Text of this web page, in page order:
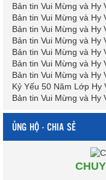
Bản tin Vui Mừng và Hy
Bản tin Vui Mừng và Hy
Bản tin Vui Mừng và Hy
Bản tin Vui Mừng và Hy
Bản tin Vui Mừng và Hy
Bản tin Vui Mừng và Hy
Bản tin Vui Mừng và Hy
Kỷ Yếu 50 Năm Lớp Hy
Bản tin Vui Mừng và Hy
ỦNG HỘ - CHIA SẺ